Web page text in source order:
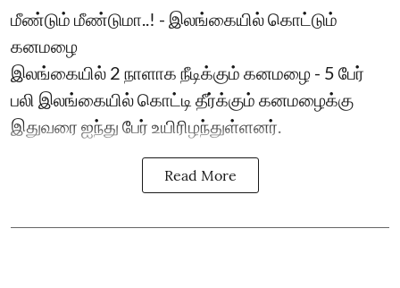
மீண்டும் மீண்டுமா..! - இலங்கையில் கொட்டும்
கனமழை
இலங்கையில் 2 நாளாக நீடிக்கும் கனமழை - 5 பேர்
பலி ​இலங்கையில் கொட்டி தீர்க்கும் கனமழைக்கு
இதுவரை ஐந்து பேர் உயிரிழந்துள்ளனர்.
Read More